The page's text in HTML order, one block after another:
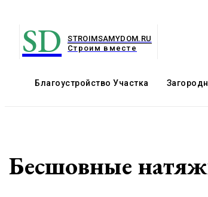
SD
STROIMSAMYDOM.RU
Строим вместе
Благоустройство Участка
Бесшовные